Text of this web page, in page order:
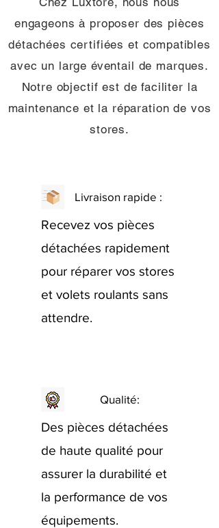
engageons à proposer des pièces
détachées certifiées et compatibles
avec un large éventail de marques.
Notre objectif est de faciliter la
maintenance et la réparation de vos
stores.
Livraison rapide :
Recevez vos pièces
détachées rapidement
pour réparer vos stores
et volets roulants sans
attendre.
Qualité:
Des pièces détachées
de haute qualité pour
assurer la durabilité et
la performance de vos
équipements.